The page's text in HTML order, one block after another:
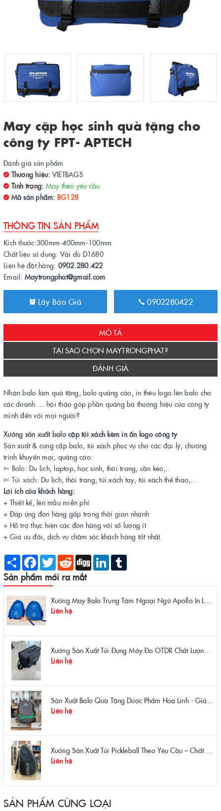
May cặp học sinh quà tặng cho
công ty FPT- APTECH
Đánh giá sản phẩm
Thương hiệu: VIETBAGS
Tình trạng: May theo yêu cầu
Mã sản phẩm: BG128
THÔNG TIN SẢN PHẨM
Kích thước:300mm-400mm-100mm
Chất liệu sử dụng: Vải dù D1680
Liên hệ đặt hàng: 0902.280.422
Email: Maytrongphat@gmail.com
Lấy Báo Giá 0902280422
MÔ TẢ
TẠI SAO CHỌN MAYTRONGPHAT?
ĐÁNH GIÁ
Nhận balo làm quà tặng, balo quảng cáo, in thêu logo lên balo cho
các doanh … hội thảo góp phần quảng bá thương hiệu của công ty
mình đến với mọi người?
Xưởng sản xuất balocặp túi xách kèm in ấn logo công ty
Sản xuất & cung cấp balo, túi xách phục vụ cho các đại lý, chương
trình khuyến mại, quảng cáo:
✄ Balo: Du lịch, laptop, học sinh, thời trang, cần kéo,..
✄ Túi xách: Du lịch, thời trang, túi xách tay, túi xách thể thao,..
Lợi ích của khách hàng:
+ Thiết kế, lên mẫu miễn phí
+ Đáp ứng đơn hàng gấp trong thời gian nhanh
+ Hỗ trợ thực hiện các đơn hàng với số lượng ít
+ Giá ưu đãi, dịch vụ chăm sóc khách hàng tốt nhất.
Share Facebook
Twitter Reddit Digg LinkedIn
Sản phẩm mới ra mắt
Liên hệ
Liên hệ
Liên hệ
Liên hệ
SẢN PHẨM CÙNG LOẠI